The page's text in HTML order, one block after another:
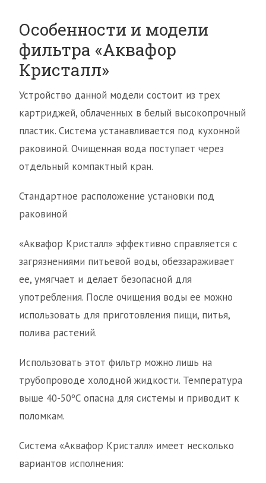
Особенности и модели
фильтра «Аквафор
Кристалл»
Устройство данной модели состоит из трех
картриджей, облаченных в белый высокопрочный
пластик. Система устанавливается под кухонной
раковиной. Очищенная вода поступает через
отдельный компактный кран.
Стандартное расположение установки под
раковиной
«Аквафор Кристалл» эффективно справляется с
загрязнениями питьевой воды, обеззараживает
ее, умягчает и делает безопасной для
употребления. После очищения воды ее можно
использовать для приготовления пищи, питья,
полива растений.
Использовать этот фильтр можно лишь на
трубопроводе холодной жидкости. Температура
выше 40-50ºС опасна для системы и приводит к
поломкам.
Система «Аквафор Кристалл» имеет несколько
вариантов исполнения: